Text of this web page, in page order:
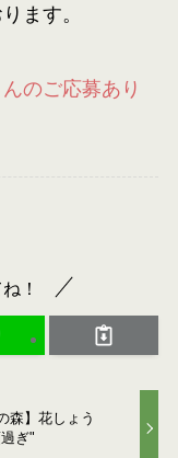
ます。
のご応募あり
！
森】花しょう
ぎ"